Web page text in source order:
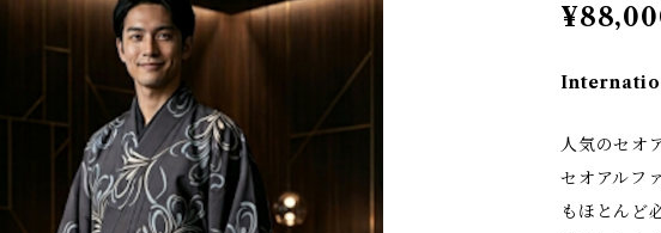
人気のセオ
セオアルフ
もほとんど